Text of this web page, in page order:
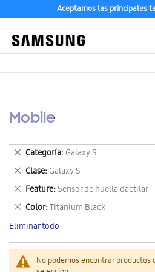
Aceptamos las principales
Mobile
No podemos encontrar productos
Categoría Galaxy S
Eliminar
este
artículo
Clase Galaxy S
Eliminar
este
artículo
Feature Sensor de huella dactilar
Eliminar
este
artículo
Color Titanium Black
Eliminar
este
artículo
Eliminar todo